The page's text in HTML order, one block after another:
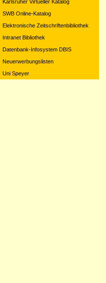
Karlsruher Virtueller Katalog
SWB Online-Katalog
Elektronische Zeitschriftenbibliothek
Intranet Bibliothek
Datenbank-Infosystem DBIS
Neuerwerbungslisten
Uni Speyer